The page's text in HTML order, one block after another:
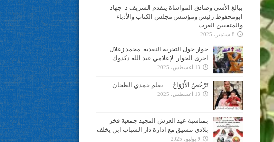
ببالغ الأسى وصادق المواساة يتقدم الشريف د- جهاد
ابومحفوظ رئيس ومؤسس مجلس الكتاب والأدباء
والمثقفين العرب
8 سبتمبر، 2025
حوار حول التجربة النقدية..محمد زغلال
اجرى الحوار الإعلامي عبد الله دكدوك
13 أغسطس، 2025
تَرْخُصُ الأَرْوَاحُ … بقلم حمدي الطحان
13 أغسطس، 2025
بمناسبة عيد العرش المجيد جمعية فخر
بلادي تنسيق مع ادارة دار الشباب ابن يخلف
9 يوليو، 2025